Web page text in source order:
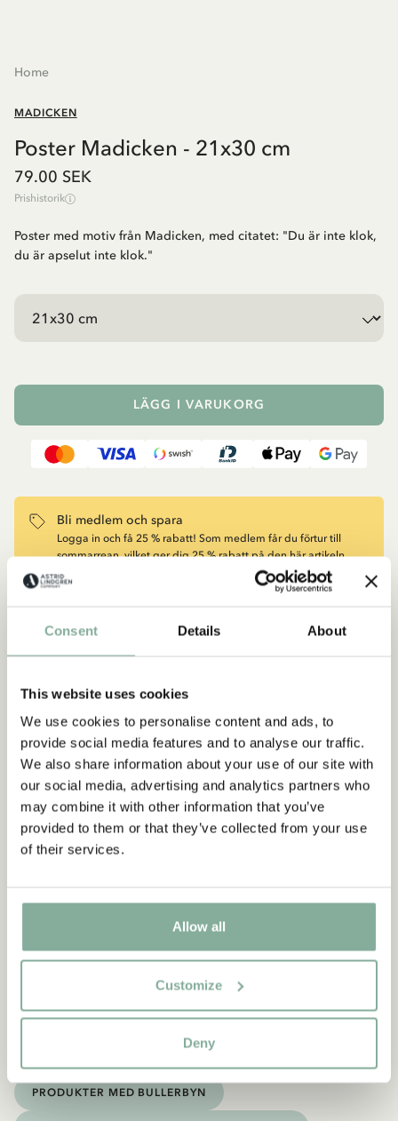
Consent Details About
This website uses cookies
We use cookies to personalise content and ads, to
provide social media features and to analyse our traffic.
We also share information about your use of our site with
our social media, advertising and analytics partners who
may combine it with other information that you’ve
provided to them or that they’ve collected from your use
of their services.
Allow all
Customize
Deny
Home
MADICKEN
Poster Madicken - 21x30 cm
79.00 SEK
Prishistorik
Poster med motiv från Madicken, med citatet: "Du är inte klok,
du är apselut inte klok."
LÄGG I VARUKORG
Bli medlem och spara
Logga in och få 25 % rabatt! Som medlem får du förtur till
sommarrean, vilket ger dig 25 % rabatt på den här artikeln.
Registreringen går snabbt och är helt kostnadsfri. Skapa ett
konto och ta del av rabatten här
BLI MEDLEM HÄR
Beskrivning Detaljer
Text och illustration i folierad silver.
Finns i storlekarna:
21x30 cm
Upptäck mer från Madicken
PRODUKTER MED MADICKEN
PRODUKTER MED BULLERBYN
Prenumerera på vårt nyhetsbrev
- få 10% rabatt
Börja prenumerera på Astrid Lindgrenbutikens
nyhetsbrev för unika erbjudanden och fakta om
Astrid Lindgren. Dessutom får du 10% rabatt på